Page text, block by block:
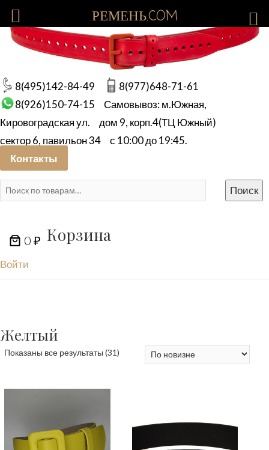
8(495)142-84-49
8(977)648-71-61
8(926)150-74-15
Самовывоз: м.Южная,
Кировоградская ул.
дом 9, корп.4(ТЦ Южный)
сектор 6, павильон 34
с 10:00 до 19:45.
Контакты
Искать:
Поиск
0 ₽
Войти
Корзина
Желтый
Показаны все результаты (31) Сортировка:
РЕМЕНЬ.COM